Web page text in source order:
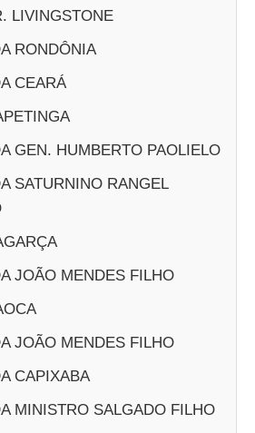
LIVINGSTONE
RONDÔNIA
CEARÁ
GEN. HUMBERTO PAOLIELO
SATURNINO RANGEL
JOÃO MENDES FILHO
JOÃO MENDES FILHO
CAPIXABA
MINISTRO SALGADO FILHO